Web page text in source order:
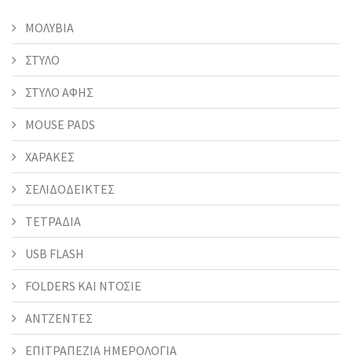
ΜΟΛΥΒΙΑ
ΣΤΥΛΟ
ΣΤΥΛΟ ΑΦΗΣ
MOUSE PADS
ΧΑΡΑΚΕΣ
ΣΕΛΙΔΟΔΕΙΚΤΕΣ
ΤΕΤΡΑΔΙΑ
USB FLASH
FOLDERS KAI ΝΤΟΣΙΕ
ΑΝΤΖΕΝΤΕΣ
ΕΠΙΤΡΑΠΕΖΙΑ ΗΜΕΡΟΛΟΓΙΑ